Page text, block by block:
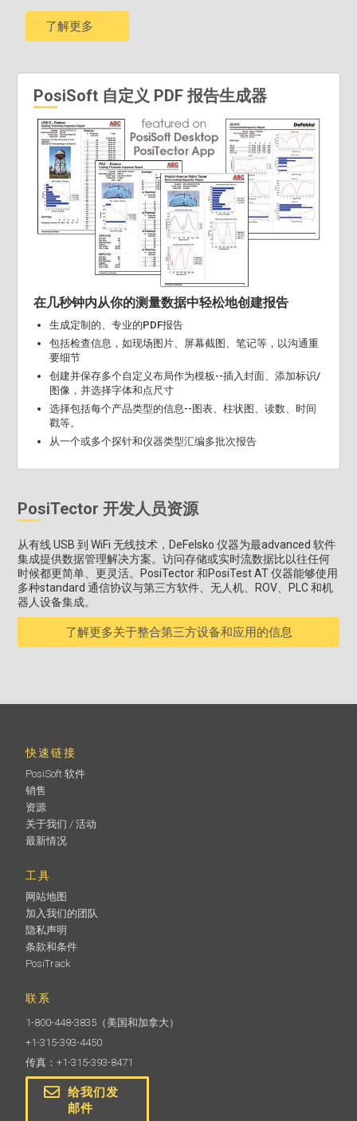
了解更多
PosiSoft 自定义 PDF 报告生成器
在几秒钟内从你的测量数据中轻松地创建报告
生成定制的、专业的PDF报告
包括检查信息，如现场图片、屏幕截图、笔记等，以沟通重
要细节
创建并保存多个自定义布局作为模板--插入封面、添加标识/
图像，并选择字体和点尺寸
选择包括每个产品类型的信息--图表、柱状图、读数、时间
戳等。
从一个或多个探针和仪器类型汇编多批次报告
PosiTector 开发人员资源
从有线 USB 到 WiFi 无线技术，DeFelsko 仪器为最advanced 软件
集成提供数据管理解决方案。访问存储或实时流数据比以往任何
时候都更简单、更灵活。PosiTector 和PosiTest AT 仪器能够使用
多种standard 通信协议与第三方软件、无人机、ROV、PLC 和机
器人设备集成。
了解更多关于整合第三方设备和应用的信息
快速链接
PosiSoft 软件
销售
资源
关于我们 / 活动
最新情况
工具
网站地图
加入我们的团队
隐私声明
条款和条件
PosiTrack
联系
1-800-448-3835 （美国和加拿大）
+1-315-393-4450
传真：+1-315-393-8471
给我们发
邮件